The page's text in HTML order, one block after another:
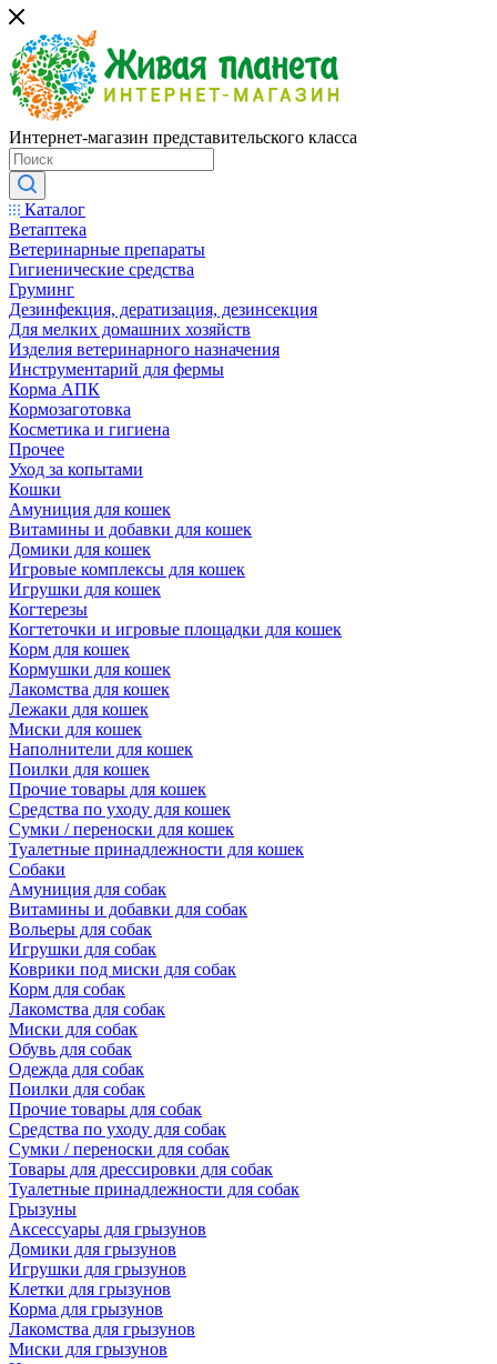
Интернет-магазин представительского класса
Каталог
Ветаптека
Ветеринарные препараты
Гигиенические средства
Груминг
Дезинфекция, дератизация, дезинсекция
Для мелких домашних хозяйств
Изделия ветеринарного назначения
Инструментарий для фермы
Корма АПК
Кормозаготовка
Косметика и гигиена
Прочее
Уход за копытами
Кошки
Амуниция для кошек
Витамины и добавки для кошек
Домики для кошек
Игровые комплексы для кошек
Игрушки для кошек
Когтерезы
Когтеточки и игровые площадки для кошек
Корм для кошек
Кормушки для кошек
Лакомства для кошек
Лежаки для кошек
Миски для кошек
Наполнители для кошек
Поилки для кошек
Прочие товары для кошек
Средства по уходу для кошек
Сумки / переноски для кошек
Туалетные принадлежности для кошек
Собаки
Амуниция для собак
Витамины и добавки для собак
Вольеры для собак
Игрушки для собак
Коврики под миски для собак
Корм для собак
Лакомства для собак
Миски для собак
Обувь для собак
Одежда для собак
Поилки для собак
Прочие товары для собак
Средства по уходу для собак
Сумки / переноски для собак
Товары для дрессировки для собак
Туалетные принадлежности для собак
Грызуны
Аксессуары для грызунов
Домики для грызунов
Игрушки для грызунов
Клетки для грызунов
Корма для грызунов
Лакомства для грызунов
Миски для грызунов